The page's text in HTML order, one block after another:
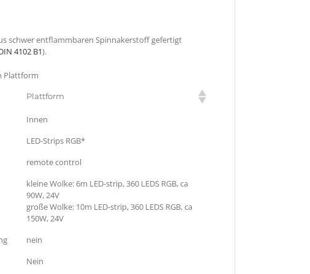
schwer entflammbaren Spinnakerstoff gefertigt
4102 B1).
Plattform
Plattform
Innen
LED-Strips RGB*
remote control
kleine Wolke: 6m LED-strip, 360 LEDS RGB, ca
90W, 24V
große Wolke: 10m LED-strip, 360 LEDS RGB, ca
150W, 24V
nein
Nein